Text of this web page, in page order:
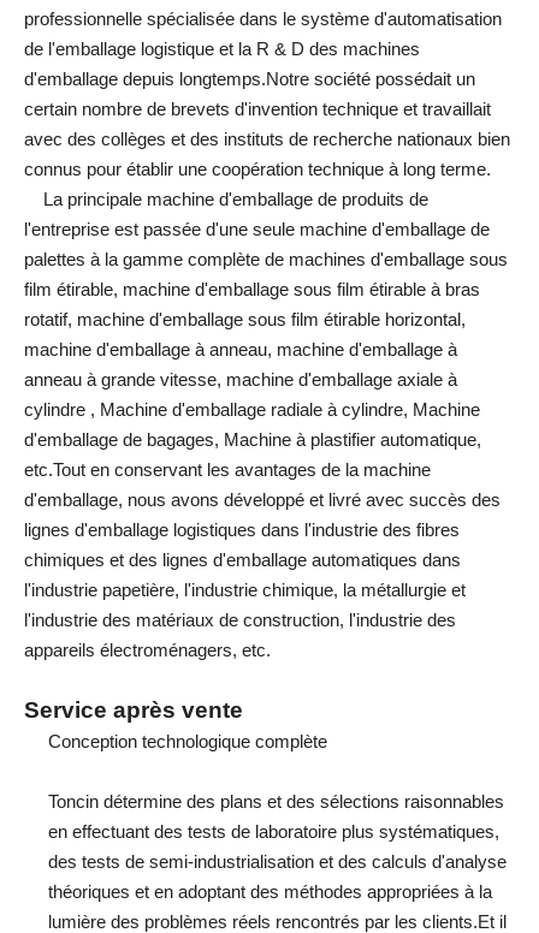
professionnelle spécialisée dans le système d'automatisation
de l'emballage logistique et la R & D des machines
d'emballage depuis longtemps.Notre société possédait un
certain nombre de brevets d'invention technique et travaillait
avec des collèges et des instituts de recherche nationaux bien
connus pour établir une coopération technique à long terme.
La principale machine d'emballage de produits de
l'entreprise est passée d'une seule machine d'emballage de
palettes à la gamme complète de machines d'emballage sous
film étirable, machine d'emballage sous film étirable à bras
rotatif, machine d'emballage sous film étirable horizontal,
machine d'emballage à anneau, machine d'emballage à
anneau à grande vitesse, machine d'emballage axiale à
cylindre , Machine d'emballage radiale à cylindre, Machine
d'emballage de bagages, Machine à plastifier automatique,
etc.Tout en conservant les avantages de la machine
d'emballage, nous avons développé et livré avec succès des
lignes d'emballage logistiques dans l'industrie des fibres
chimiques et des lignes d'emballage automatiques dans
l'industrie papetière, l'industrie chimique, la métallurgie et
l'industrie des matériaux de construction, l'industrie des
appareils électroménagers, etc.
Service après vente
Conception technologique complète
Toncin détermine des plans et des sélections raisonnables
en effectuant des tests de laboratoire plus systématiques,
des tests de semi-industrialisation et des calculs d'analyse
théoriques et en adoptant des méthodes appropriées à la
lumière des problèmes réels rencontrés par les clients.Et il